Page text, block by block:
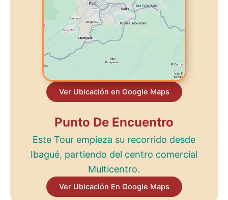
Ver Ubicación en Google Maps
Punto De Encuentro
Este Tour empieza su recorrido desde
Ibagué, partiendo del centro comercial
Multicentro.
Ver Ubicación En Google Maps